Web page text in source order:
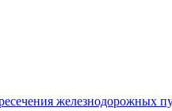
железнодорожных